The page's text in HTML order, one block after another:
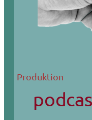
Produktion